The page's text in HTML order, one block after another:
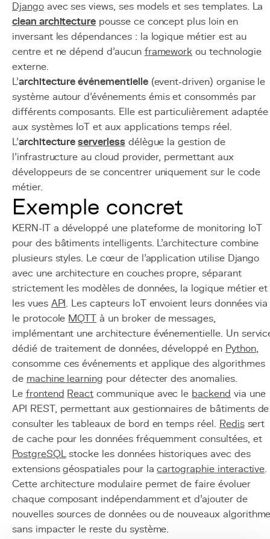
Djangoavec ses views, ses models et ses templates. La
clean architecture pousse ce concept plus loin en
inversant les dépendances : la logique métier est au
centre et ne dépend d'aucun framework ou technologie
externe.
L'architecture événementielle(event-driven) organise le
système autour d'événements émis et consommés par
différents composants. Elle est particulièrement adaptée
aux systèmes IoT et aux applications temps réel.
L'architectureserverless délègue la gestion de
l'infrastructure au cloud provider, permettant aux
développeurs de se concentrer uniquement sur le code
métier.
Exemple concret
KERN-IT a développé une plateforme de monitoring IoT
pour des bâtiments intelligents. L'architecture combine
plusieurs styles. Le cœur de l'application utilise Django
avec une architecture en couches propre, séparant
strictement les modèles de données, la logique métier et
les vues API. Les capteurs IoT envoient leurs données via
le protocole MQTT à un broker de messages,
implémentant une architecture événementielle. Un
dédié de traitement de données, développé en Python,
consomme ces événements et applique des algorithmes
de machine learning pour détecter des anomalies.
Le frontend React communique avec le backend via une
API REST, permettant aux gestionnaires de bâtiments de
consulter les tableaux de bord en temps réel. Redissert
de cache pour les données fréquemment consultées, et
PostgreSQLstocke les données historiques avec des
extensions géospatiales pour lacartographie interactive.
Cette architecture modulaire permet de faire évoluer
chaque composant indépendamment et d'ajouter de
nouvelles sources de données ou de nouveaux
sans impacter le reste du système.